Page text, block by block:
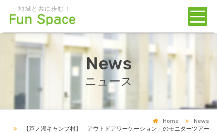
地域と共に歩む！
News
ニュース
Home
News
【芦ノ湖キャンプ村】「アウトドアワーケーション」のモニターツアー